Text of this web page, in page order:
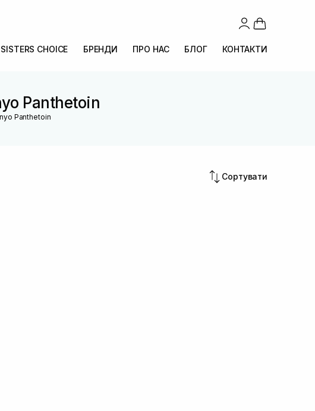
SISTERS CHOICE БРЕНДИ ПРО НАС БЛОГ КОНТАКТИ
Panthetoin
Panthetoin
Сортувати